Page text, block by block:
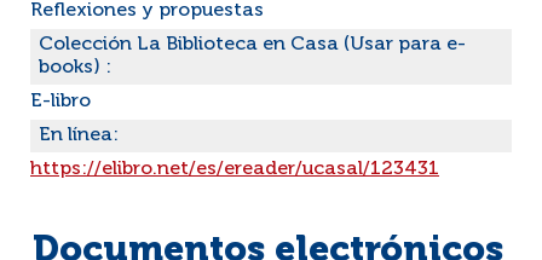
Reflexiones y propuestas
Colección La Biblioteca en Casa (Usar para e-
books) :
E-libro
En línea:
https://elibro.net/es/ereader/ucasal/123431
Documentos electrónicos